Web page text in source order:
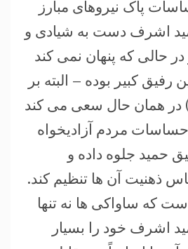
پاک نیروهای مبارز
اشرف دست به شیادی و
حالی که پنهان نمی کند
کبیر بوده – البته بر
در همان حال سعی می کند
مردم آزادیخواه
حمید جلوه داده و
ذهنیت آن ها تنظیم کند.
است که ساواکی ها نه تنها
اشرف خود را بسیار